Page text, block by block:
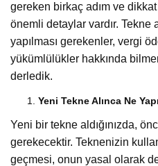
gereken birkaç adım ve
önemli detaylar vardır. Tekne
yapılması gerekenler, vergi
yükümlülükler hakkında
derledik.
Yeni Tekne Alınca Ne
Yeni bir tekne aldığınızda,
gerekecektir. Teknenizin
geçmesi, onun yasal olarak